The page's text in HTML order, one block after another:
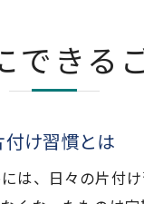
できる
け習慣とは
は、日々の片付